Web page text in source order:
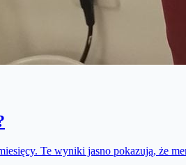
Te wyniki jasno pokazują, że